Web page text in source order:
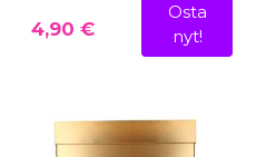
4,90 €
Osta
nyt!